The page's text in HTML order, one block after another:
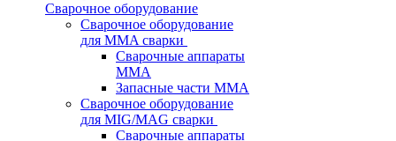
Сварочное оборудование
Сварочное оборудование
для MMA сварки
Сварочные аппараты
MMA
Запасные части MMA
Сварочное оборудование
для MIG/MAG сварки
Сварочные аппараты